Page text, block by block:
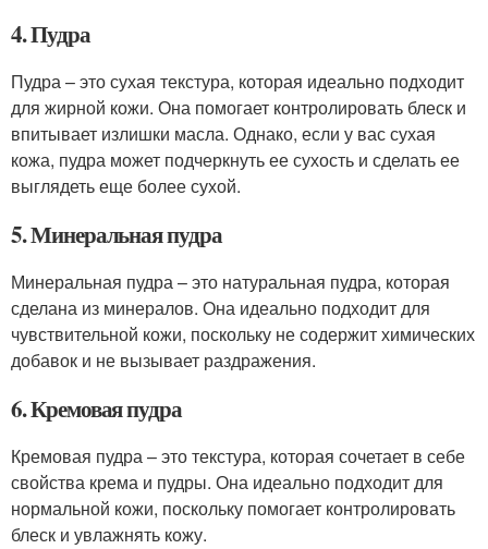
4. Пудра
Пудра – это сухая текстура, которая идеально подходит
для жирной кожи. Она помогает контролировать блеск и
впитывает излишки масла. Однако, если у вас сухая
кожа, пудра может подчеркнуть ее сухость и сделать ее
выглядеть еще более сухой.
5. Минеральная пудра
Минеральная пудра – это натуральная пудра, которая
сделана из минералов. Она идеально подходит для
чувствительной кожи, поскольку не содержит химических
добавок и не вызывает раздражения.
6. Кремовая пудра
Кремовая пудра – это текстура, которая сочетает в себе
свойства крема и пудры. Она идеально подходит для
нормальной кожи, поскольку помогает контролировать
блеск и увлажнять кожу.